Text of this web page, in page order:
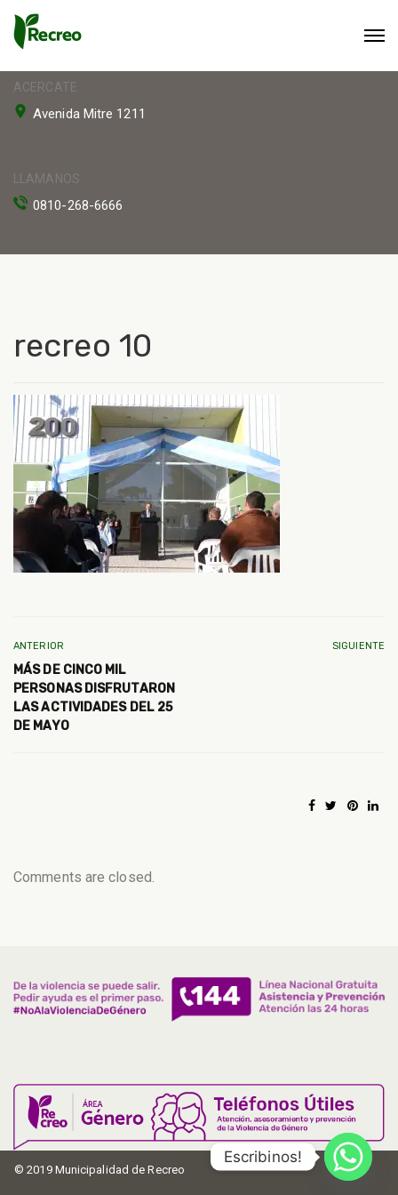
ACERCATE
Avenida Mitre 1211
LLAMANOS
0810-268-6666
recreo 10
ANTERIOR
MÁS DE CINCO MIL
PERSONAS DISFRUTARON
LAS ACTIVIDADES DEL 25
DE MAYO
SIGUIENTE
Comments are closed.
© 2019 Municipalidad de Recreo
Escribinos!